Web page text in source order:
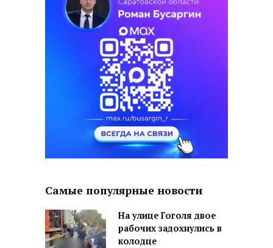
Самые популярные новости
На улице Гоголя двое
рабочих задохнулись в
колодце